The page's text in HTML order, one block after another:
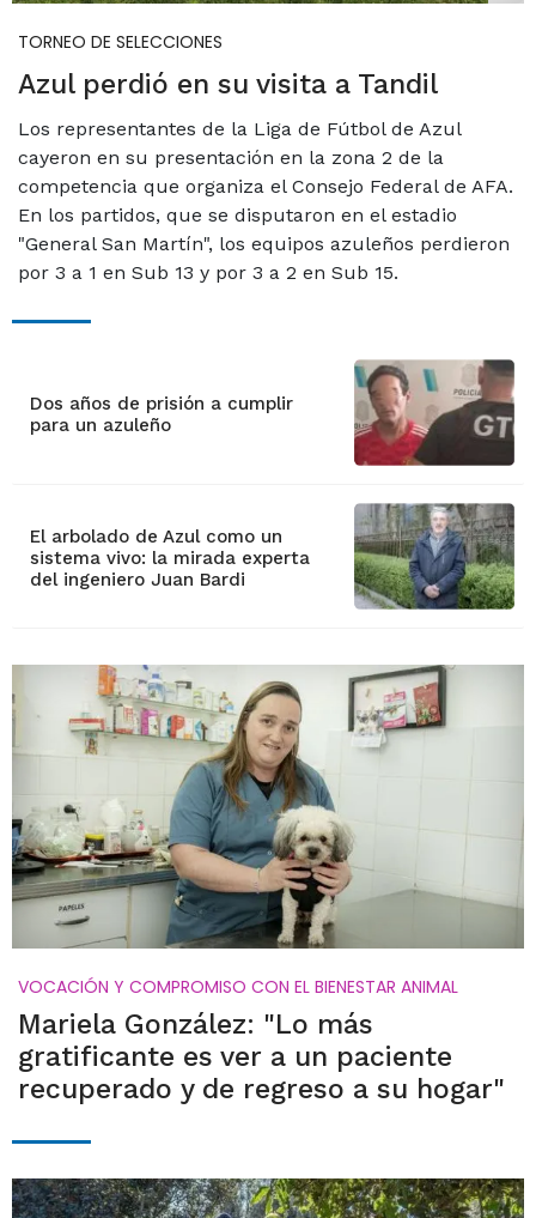
TORNEO DE SELECCIONES
Azul perdió en su visita a Tandil
Los representantes de la Liga de Fútbol de Azul
cayeron en su presentación en la zona 2 de la
competencia que organiza el Consejo Federal de AFA.
En los partidos, que se disputaron en el estadio
"General San Martín", los equipos azuleños perdieron
por 3 a 1 en Sub 13 y por 3 a 2 en Sub 15.
Dos años de prisión a cumplir
para un azuleño
El arbolado de Azul como un
sistema vivo: la mirada experta
del ingeniero Juan Bardi
VOCACIÓN Y COMPROMISO CON EL BIENESTAR ANIMAL
Mariela González: "Lo más
gratificante es ver a un paciente
recuperado y de regreso a su hogar"